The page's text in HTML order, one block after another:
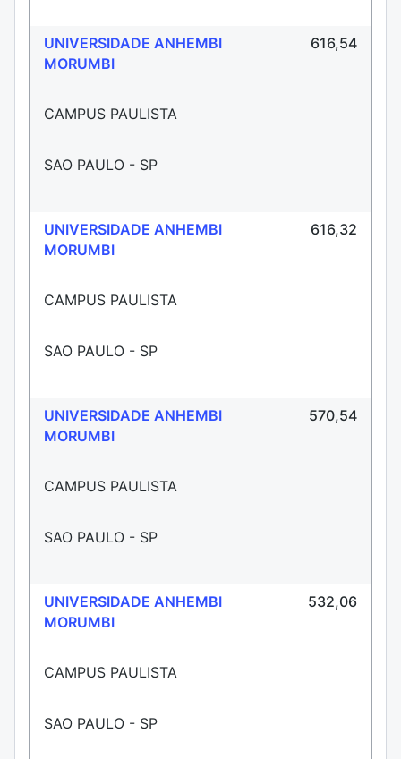
UNIVERSIDADE ANHEMBI
MORUMBI
CAMPUS PAULISTA
SAO PAULO - SP
616,54
UNIVERSIDADE ANHEMBI
MORUMBI
CAMPUS PAULISTA
SAO PAULO - SP
616,32
UNIVERSIDADE ANHEMBI
MORUMBI
CAMPUS PAULISTA
SAO PAULO - SP
570,54
UNIVERSIDADE ANHEMBI
MORUMBI
CAMPUS PAULISTA
SAO PAULO - SP
532,06